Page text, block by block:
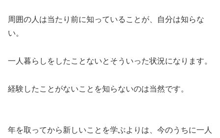
周囲の人は当たり前に知っていることが、自分は知らな
い。
一人暮らしをしたことないとそういった状況になります。
経験したことがないことを知らないのは当然です。
年を取ってから新しいことを学ぶよりは、今のうちに一人